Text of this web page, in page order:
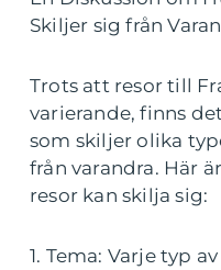
Skiljer sig från
Trots att resor till
varierande, finns
som skiljer olika
från varandra. Här
resor kan skilja sig:
1. Tema: Varje typ